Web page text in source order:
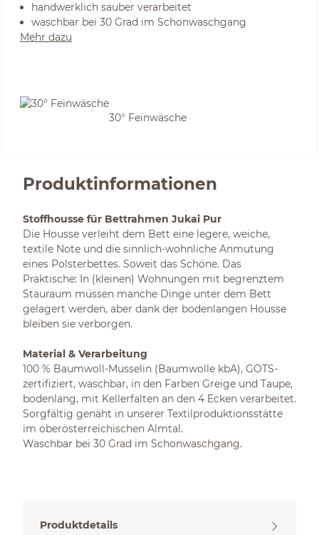
handwerklich sauber verarbeitet
waschbar bei 30 Grad im Schonwaschgang
Mehr dazu
30° Feinwäsche
Produktinformationen
Stoffhousse für Bettrahmen Jukai Pur
Die Housse verleiht dem Bett eine legere, weiche,
textile Note und die sinnlich-wohnliche Anmutung
eines Polsterbettes. Soweit das Schöne. Das
Praktische: In (kleinen) Wohnungen mit begrenztem
Stauraum müssen manche Dinge unter dem Bett
gelagert werden, aber dank der bodenlangen Housse
bleiben sie verborgen.
Material & Verarbeitung
100 % Baumwoll-Musselin (Baumwolle kbA), GOTS-
zertifiziert, waschbar, in den Farben Greige und Taupe,
bodenlang, mit Kellerfalten an den 4 Ecken verarbeitet.
Sorgfältig genäht in unserer Textilproduktionsstätte
im oberösterreichischen Almtal.
Waschbar bei 30 Grad im Schonwaschgang.
Produktdetails